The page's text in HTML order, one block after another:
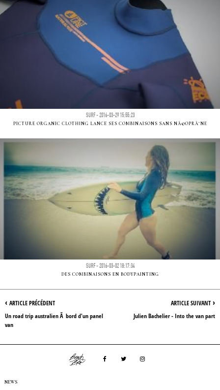
SURF - 2016-03-29 15:55:23
PICTURE ORGANIC CLOTHING LANCE SES COMBINAISONS SANS NÃ©OPRÃ¨NE
SURF - 2016-03-02 18:17:34
DES COMBINAISONS EN BODYPAINTING
ARTICLE SUIVANT ›
Julien Bachelier - Into the van part
‹ ARTICLE PRÉCÉDENT
Un road trip australien Ã bord d'un panel
van
NEWS